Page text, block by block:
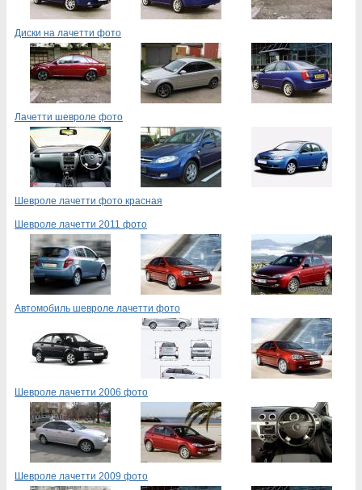
Диски на лачетти фото
Лачетти шевроле фото
Шевроле лачетти фото красная
Шевроле лачетти 2011 фото
Автомобиль шевроле лачетти фото
Шевроле лачетти 2006 фото
Шевроле лачетти 2009 фото